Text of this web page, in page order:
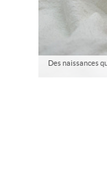
Des naissances